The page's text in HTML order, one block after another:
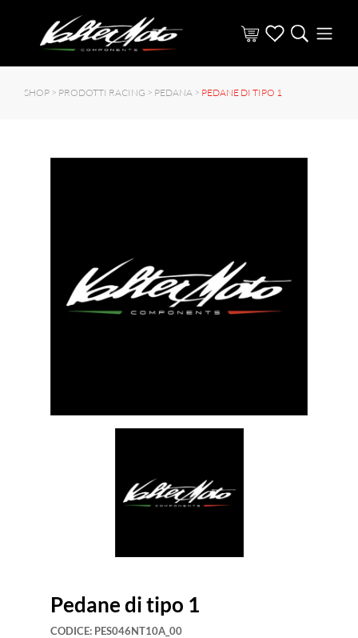
SHOP > PRODOTTI RACING > PEDANA > PEDANE DI TIPO 1
Pedane di tipo 1
CODICE: PES046NT10A_00